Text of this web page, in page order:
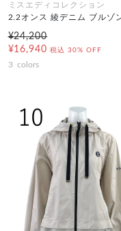
ミスエディコレクション
2.2オンス 綾デニム ブルゾ
¥24,200
¥16,940 税込 30% OFF
3 colors